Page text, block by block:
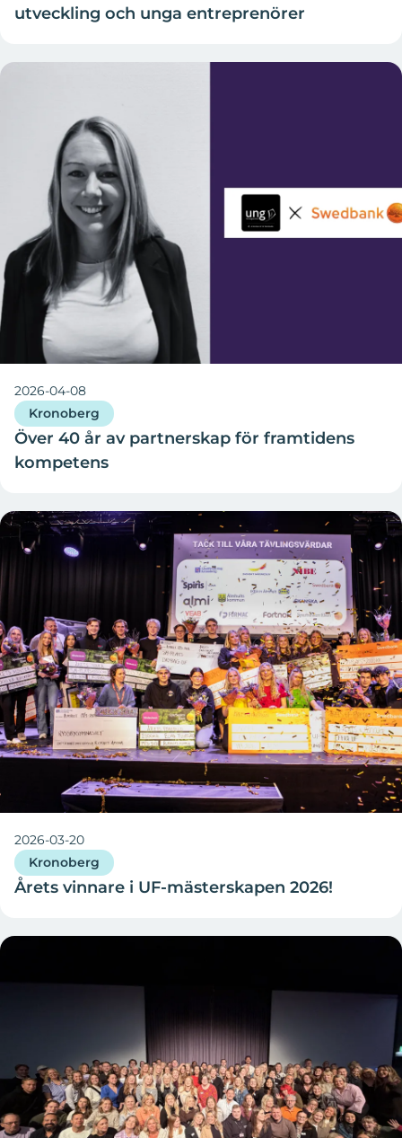
utveckling och unga entreprenörer
2026-04-08
Kronoberg
Över 40 år av partnerskap för framtidens
kompetens
2026-03-20
Kronoberg
Årets vinnare i UF-mästerskapen 2026!